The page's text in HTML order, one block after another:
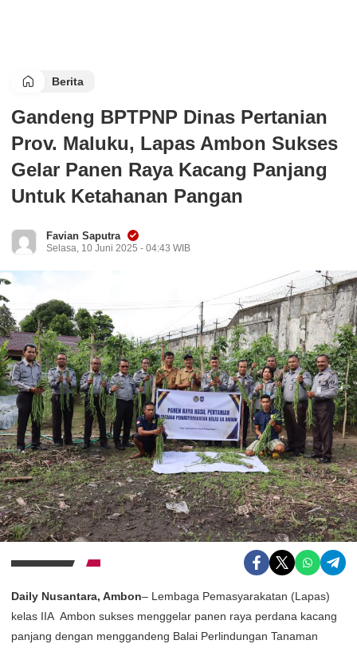
Berita
Gandeng BPTPNP Dinas Pertanian
Prov. Maluku, Lapas Ambon Sukses
Gelar Panen Raya Kacang Panjang
Untuk Ketahanan Pangan
Favian Saputra
Selasa, 10 Juni 2025 - 04:43 WIB
Daily Nusantara, Ambon– Lembaga Pemasyarakatan (Lapas)
kelas IIA Ambon sukses menggelar panen raya perdana kacang
panjang dengan menggandeng Balai Perlindungan Tanaman